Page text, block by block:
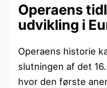
Operaens
udvikling i
Operaens historie
slutningen af det
hvor den første